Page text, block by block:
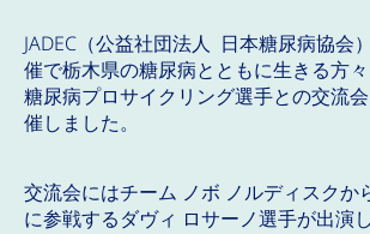
JADEC（公益社団法人 日本糖尿病協会
催で栃木県の糖尿病とともに生きる方
糖尿病プロサイクリング選手との交流
催しました。
交流会にはチーム ノボ ノルディスクか
に参戦するダヴィ ロサーノ選手が出演